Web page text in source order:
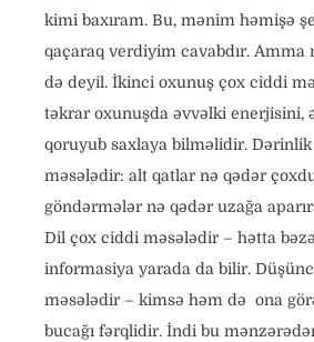
kimi baxıram. Bu, mənim həmişə
qaçaraq verdiyim cavabdır. Amma
də deyil. İkinci oxunuş çox ciddi
təkrar oxunuşda əvvəlki enerjisini,
qoruyub saxlaya bilməlidir.
məsələdir: alt qatlar nə qədər
göndərmələr nə qədər uzağa
Dil çox ciddi məsələdir – hətta
informasiya yarada da bilir.
məsələdir – kimsə həm də ona
bucağı fərqlidir. İndi bu